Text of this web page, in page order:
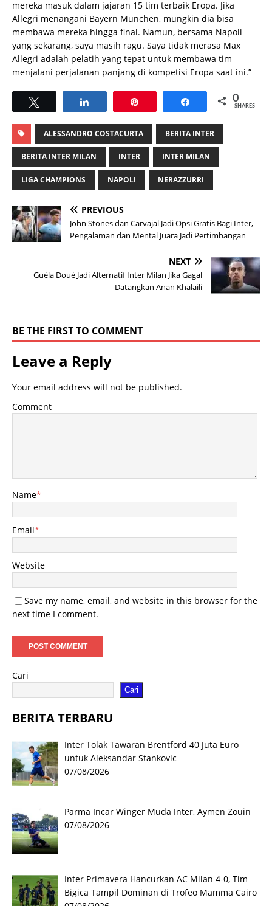
mereka masuk dalam jajaran 15 tim terbaik Eropa. Jika
Allegri menangani Bayern Munchen, mungkin dia bisa
membawa mereka hingga final. Namun, bersama Napoli
yang sekarang, saya masih ragu. Saya tidak merasa Max
Allegri adalah pelatih yang tepat untuk membawa tim
menjalani perjalanan panjang di kompetisi Eropa saat ini.”
Share 0
SHARES
ALESSANDRO COSTACURTA BERITA INTER
BERITA INTER MILAN INTER INTER MILAN
LIGA CHAMPIONS NAPOLI NERAZZURRI
PREVIOUS
John Stones dan Carvajal Jadi Opsi Gratis Bagi Inter,
Pengalaman dan Mental Juara Jadi Pertimbangan
NEXT
Guéla Doué Jadi Alternatif Inter Milan Jika Gagal
Datangkan Anan Khalaili
BE THE FIRST TO COMMENT
Leave a Reply
Your email address will not be published.
Comment
Name*
Email*
Website
Save my name, email, and website in this browser for the
next time I comment.
Cari
Cari
BERITA TERBARU
Inter Tolak Tawaran Brentford 40 Juta Euro
untuk Aleksandar Stankovic
07/08/2026
Parma Incar Winger Muda Inter, Aymen Zouin
07/08/2026
Inter Primavera Hancurkan AC Milan 4-0, Tim
Bigica Tampil Dominan di Trofeo Mamma Cairo